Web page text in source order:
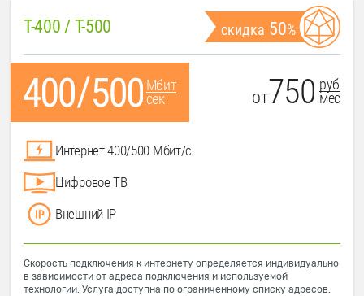
T-400 / T-500 скидка 50%
Мбит
сек
от750 руб
мес
Интернет 400/500 Мбит/с
Цифровое ТВ
Внешний IP
Скорость подключения к интернету определяется индивидуально
в зависимости от адреса подключения и используемой
технологии. Услуга доступна по ограниченному списку адресов.